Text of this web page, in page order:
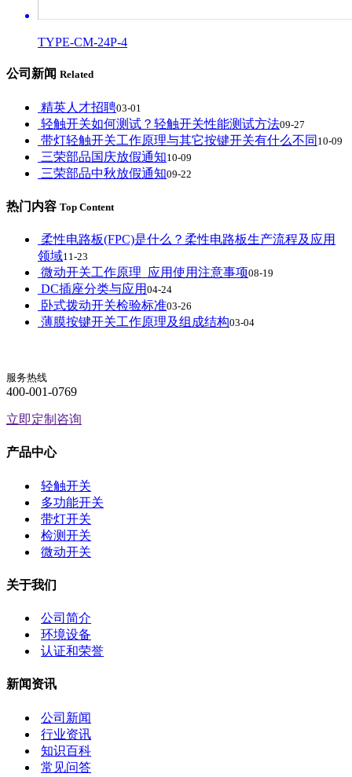
TYPE-CM-24P-4
公司新闻 Related
精英人才招聘03-01
轻触开关如何测试？轻触开关性能测试方法09-27
带灯轻触开关工作原理与其它按键开关有什么不同 10-09
三荣部品国庆放假通知10-09
三荣部品中秋放假通知09-22
热门内容 Top Content
柔性电路板(FPC)是什么？柔性电路板生产流程及应用
领域11-23
微动开关工作原理_应用使用注意事项08-19
DC插座分类与应用 04-24
卧式拨动开关检验标准03-26
薄膜按键开关工作原理及组成结构03-04
服务热线
400-001-0769
立即定制咨询
产品中心
轻触开关
多功能开关
带灯开关
检测开关
微动开关
关于我们
公司简介
环境设备
认证和荣誉
新闻资讯
公司新闻
行业资讯
知识百科
常见问答